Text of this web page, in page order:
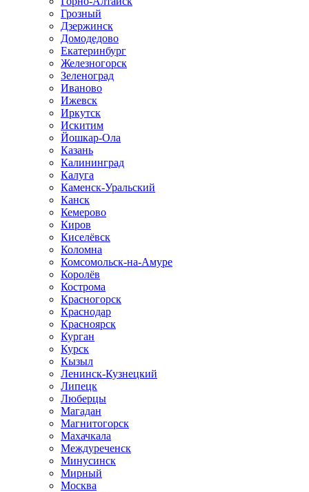
Грозный
Дзержинск
Домодедово
Екатеринбург
Железногорск
Зеленоград
Иваново
Ижевск
Иркутск
Искитим
Йошкар-Ола
Казань
Калининград
Калуга
Каменск-Уральский
Канск
Кемерово
Киров
Киселёвск
Коломна
Комсомольск-на-Амуре
Королёв
Кострома
Красногорск
Краснодар
Красноярск
Курган
Курск
Кызыл
Ленинск-Кузнецкий
Липецк
Люберцы
Магадан
Магнитогорск
Махачкала
Междуреченск
Минусинск
Мирный
Москва